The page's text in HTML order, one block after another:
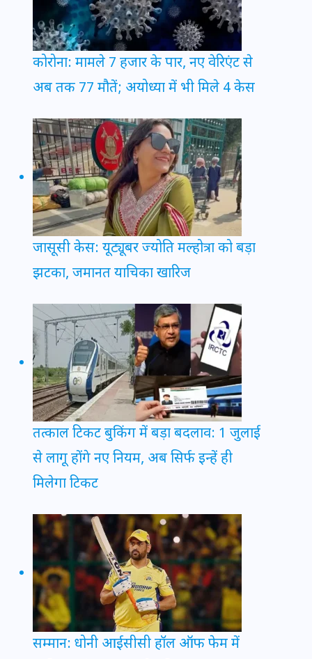
कोरोना: मामले 7 हजार के पार, नए वेरिएंट से
अब तक 77 मौतें; अयोध्या में भी मिले 4 केस
जासूसी केस: यूट्यूबर ज्योति मल्होत्रा को बड़ा
झटका, जमानत याचिका खारिज
तत्काल टिकट बुकिंग में बड़ा बदलाव: 1 जुलाई
से लागू होंगे नए नियम, अब सिर्फ इन्हें ही
मिलेगा टिकट
सम्मान: धोनी आईसीसी हॉल ऑफ फेम में